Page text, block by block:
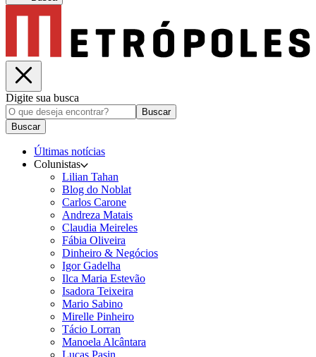
Digite sua busca
Buscar
Buscar
Últimas notícias
Colunistas
Lilian Tahan
Blog do Noblat
Carlos Carone
Andreza Matais
Claudia Meireles
Fábia Oliveira
Dinheiro & Negócios
Igor Gadelha
Ilca Maria Estevão
Isadora Teixeira
Mario Sabino
Mirelle Pinheiro
Tácio Lorran
Manoela Alcântara
Lucas Pasin